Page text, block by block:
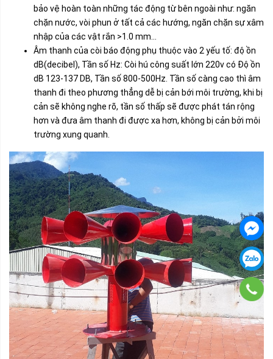
bảo vệ hoàn toàn những tác động từ bên ngoài như: ngăn
chặn nước, vòi phun ở tất cả các hướng, ngăn chặn sự xâm
nhập của các vật rắn >1.0 mm…
Âm thanh của còi báo động phụ thuộc vào 2 yếu tố: độ ồn
dB(decibel), Tần số Hz: Còi hú công suất lớn 220v có Độ ồn
dB 123-137 DB, Tần số 800-500Hz. Tần số càng cao thì âm
thanh đi theo phương thẳng dễ bị cản bới môi trường, khi bị
cản sẽ không nghe rõ, tần số thấp sẽ được phát tán rộng
hơn và đưa âm thanh đi được xa hơn, không bị cản bởi môi
trường xung quanh.